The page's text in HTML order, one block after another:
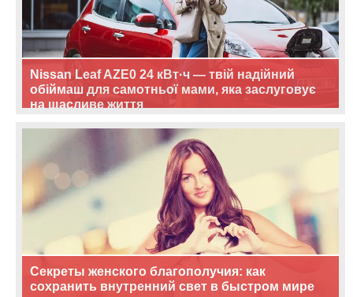
Nissan Leaf AZE0 24 кВт·ч — твій надійний
обіймаш для самотньої мами, яка заслуговує
на щасливе життя
Секреты женского благополучия: как
сохранить внутренний свет в быстром мире